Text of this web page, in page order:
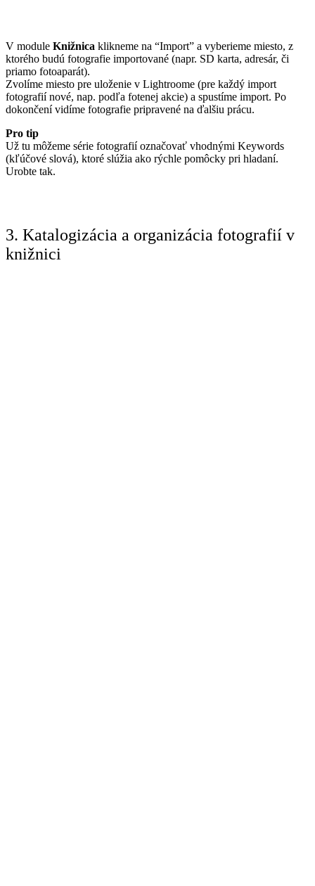
V module Knižnica klikneme na “Import” a vyberieme miesto, z
ktorého budú fotografie importované (napr. SD karta, adresár, či
priamo fotoaparát).
Zvolíme miesto pre uloženie v Lightroome (pre každý import
fotografií nové, nap. podľa fotenej akcie) a spustíme import. Po
dokončení vidíme fotografie pripravené na ďalšiu prácu.
Pro tip
Už tu môžeme série fotografií označovať vhodnými Keywords
(kľúčové slová), ktoré slúžia ako rýchle pomôcky pri hladaní.
Urobte tak.
3. Katalogizácia a organizácia fotografií v
knižnici